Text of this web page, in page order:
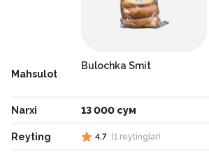
Mahsulot
Narxi
Reyting
Bulochka Smit
13 000 сум
4.7 (1 reytinglar)